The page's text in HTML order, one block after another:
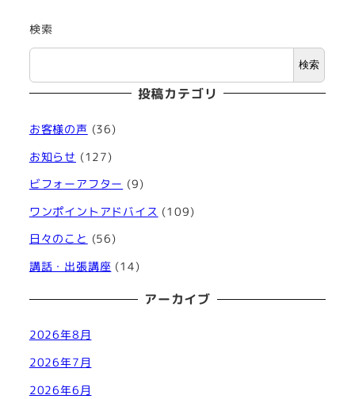
検索
検索
投稿カテゴリ
お客様の声 (36)
お知らせ (127)
ビフォーアフター (9)
ワンポイントアドバイス (109)
日々のこと (56)
講話・出張講座 (14)
アーカイブ
2026年8月
2026年7月
2026年6月